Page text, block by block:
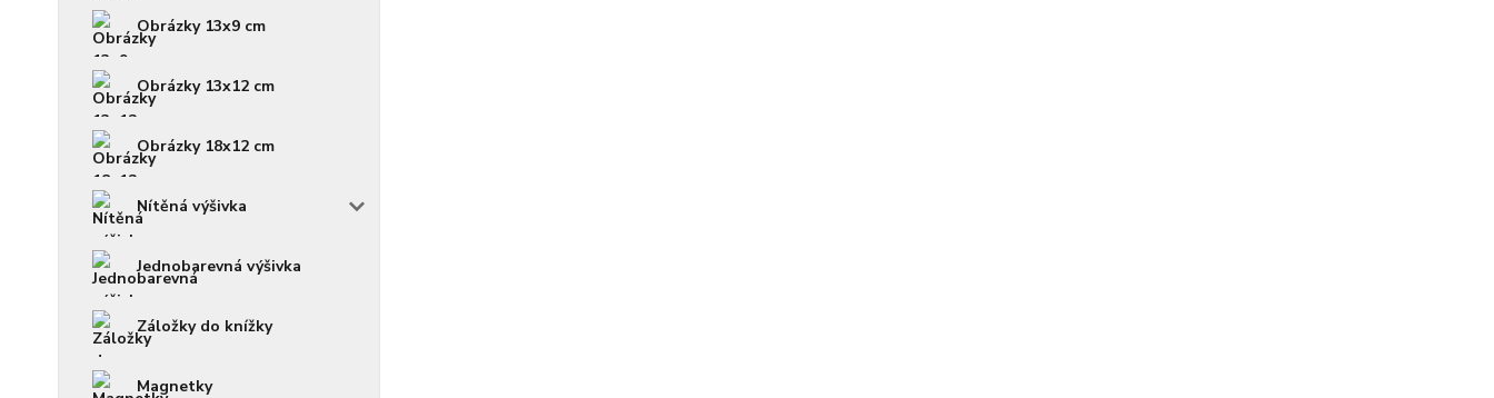
Obrázky 13x9 cm
Obrázky 13x12 cm
Obrázky 18x12 cm
Nítěná výšivka
Jednobarevná výšivka
Záložky do knížky
Magnetky